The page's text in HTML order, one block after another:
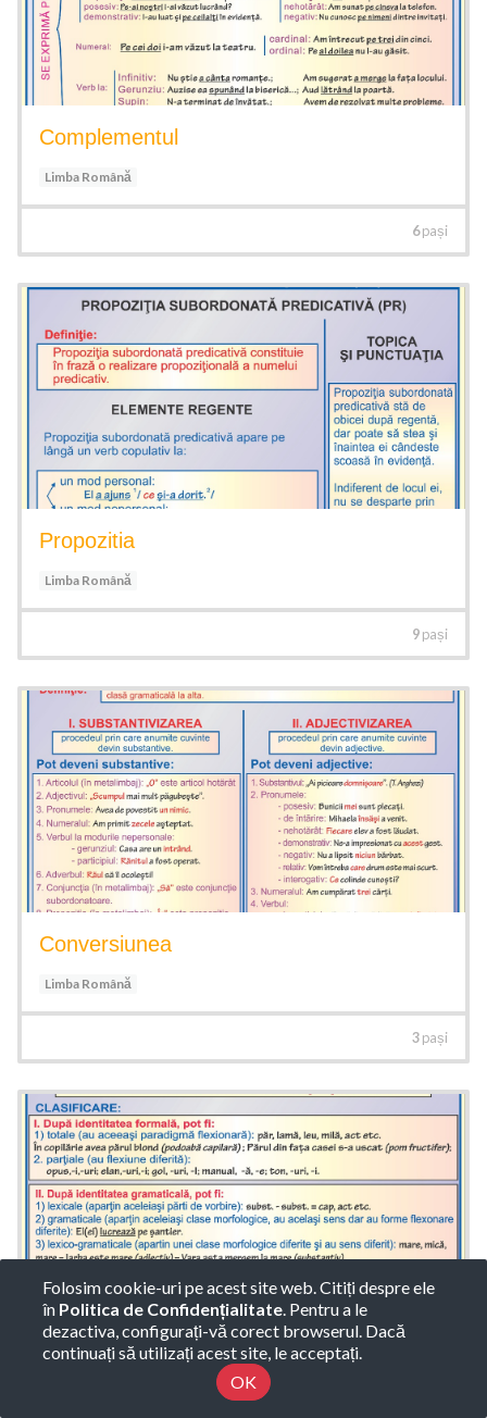
Complementul
Limba Română
6pași
Propozitia
Limba Română
9pași
Conversiunea
Limba Română
3pași
Relatii si categorii semantice
Folosim cookie-uri pe acest site web. Citiți despre ele
în Politica de Confidențialitate. Pentru a le
dezactiva, configurați-vă corect browserul. Dacă
continuați să utilizați acest site, le acceptați.
OK